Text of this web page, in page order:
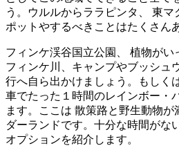
う。ウルルからララピンタ、 東
ポットやするべきことはたくさん
フィンケ渓谷国立公園、 植物がい
フィンケ川、キャンプやブッシュ
行へ自ら出かけましょう。もしく
車でたった１時間のレインボー・
ます。ここは 散策路と野生動物
ダーランドです。十分な時間がな
オプションを紹介します。